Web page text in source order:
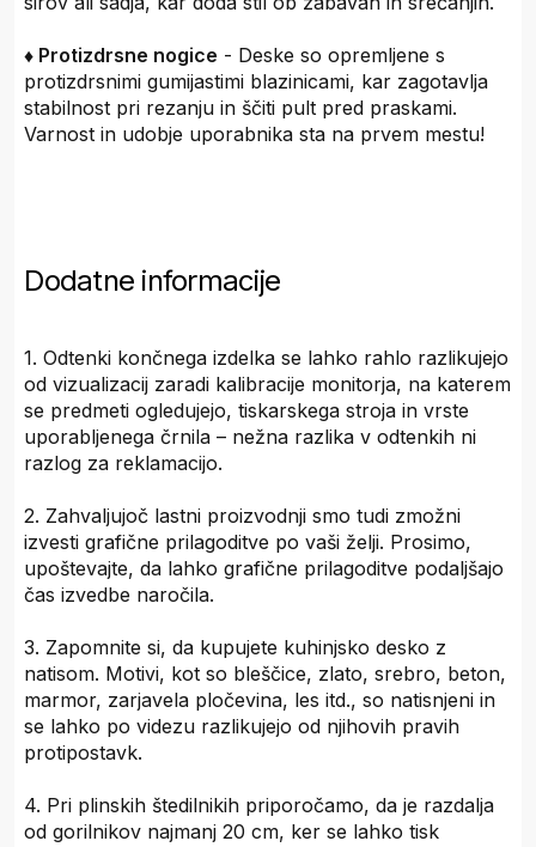
♦ Protizdrsne nogice - Deske so opremljene s
protizdrsnimi gumijastimi blazinicami, kar zagotavlja
stabilnost pri rezanju in ščiti pult pred praskami.
Varnost in udobje uporabnika sta na prvem mestu!
Dodatne informacije
1. Odtenki končnega izdelka se lahko rahlo razlikujejo
od vizualizacij zaradi kalibracije monitorja, na katerem
se predmeti ogledujejo, tiskarskega stroja in vrste
uporabljenega črnila – nežna razlika v odtenkih ni
razlog za reklamacijo.
2. Zahvaljujoč lastni proizvodnji smo tudi zmožni
izvesti grafične prilagoditve po vaši želji. Prosimo,
upoštevajte, da lahko grafične prilagoditve podaljšajo
čas izvedbe naročila.
3. Zapomnite si, da kupujete kuhinjsko desko z
natisom. Motivi, kot so bleščice, zlato, srebro, beton,
marmor, zarjavela pločevina, les itd., so natisnjeni in
se lahko po videzu razlikujejo od njihovih pravih
protipostavk.
4. Pri plinskih štedilnikih priporočamo, da je razdalja
od gorilnikov najmanj 20 cm, ker se lahko tisk